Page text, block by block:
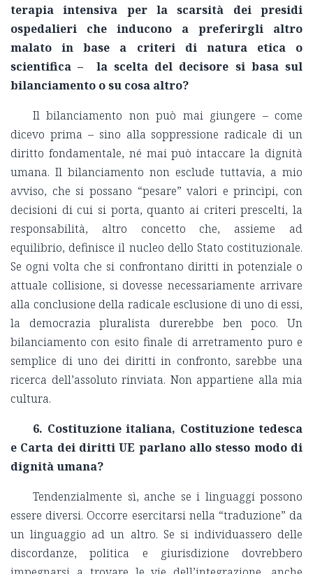
terapia intensiva per la scarsità dei presidi
ospedalieri che inducono a preferirgli altro
malato in base a criteri di natura etica o
scientifica – la scelta del decisore si basa sul
bilanciamento o su cosa altro?
Il bilanciamento non può mai giungere – come
dicevo prima – sino alla soppressione radicale di un
diritto fondamentale, né mai può intaccare la dignità
umana. Il bilanciamento non esclude tuttavia, a mio
avviso, che si possano “pesare” valori e princìpi, con
decisioni di cui si porta, quanto ai criteri prescelti, la
responsabilità, altro concetto che, assieme ad
equilibrio, definisce il nucleo dello Stato costituzionale.
Se ogni volta che si confrontano diritti in potenziale o
attuale collisione, si dovesse necessariamente arrivare
alla conclusione della radicale esclusione di uno di essi,
la democrazia pluralista durerebbe ben poco. Un
bilanciamento con esito finale di arretramento puro e
semplice di uno dei diritti in confronto, sarebbe una
ricerca dell’assoluto rinviata. Non appartiene alla mia
cultura.
6. Costituzione italiana, Costituzione tedesca
e Carta dei diritti UE parlano allo stesso modo di
dignità umana?
Tendenzialmente sì, anche se i linguaggi possono
essere diversi. Occorre esercitarsi nella “traduzione” da
un linguaggio ad un altro. Se si individuassero delle
discordanze, politica e giurisdizione dovrebbero